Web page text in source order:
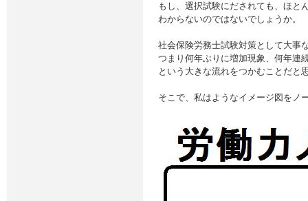
もし、選択試験にだされても、ほと
わからないのではないでしょうか。
社会保険労務士試験対策として大事
つまり何年ぶりに増加現象、何年連
という大きな流れをつかむことだと
そこで、私はようなイメージ図をノ